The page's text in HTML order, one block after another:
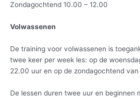
Zondagochtend 10.00 – 12.00
Volwassenen
De training voor volwassenen is
twee keer per week les: op de
22.00 uur en op de zondagochtend van
De lessen duren twee uur en beginnen